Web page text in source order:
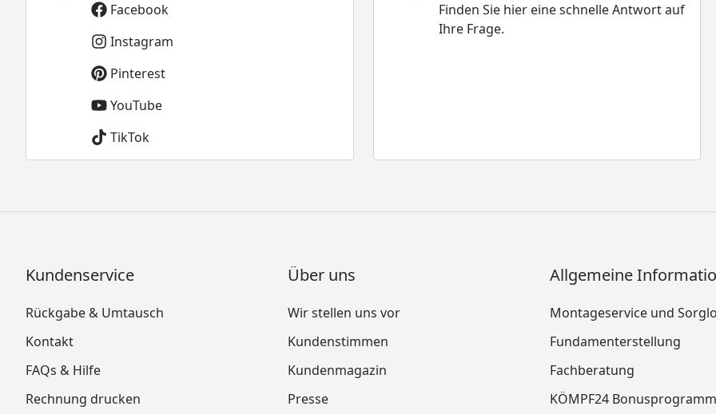
Facebook
Instagram
Pinterest
YouTube
TikTok
Finden Sie hier eine schnelle Antwort auf
Ihre Frage.
Kundenservice
Rückgabe & Umtausch
Kontakt
FAQs & Hilfe
Rechnung drucken
Über uns
Wir stellen uns vor
Kundenstimmen
Kundenmagazin
Presse
Allgemeine
Montageservice und
Fundamenterstellung
Fachberatung
KÖMPF24 Bonusprogramm